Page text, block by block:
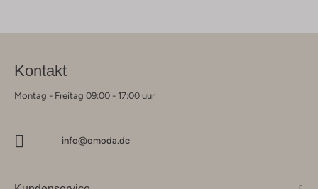
Kontakt
Montag - Freitag 09:00 - 17:00 uur
info@omoda.de